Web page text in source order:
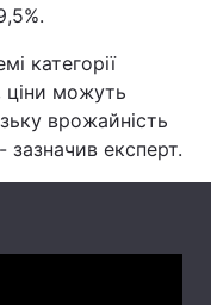
категорії
ціни можуть
врожайність
експерт.